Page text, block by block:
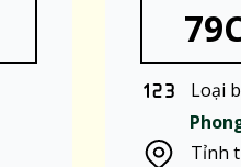
Loại
Tỉnh